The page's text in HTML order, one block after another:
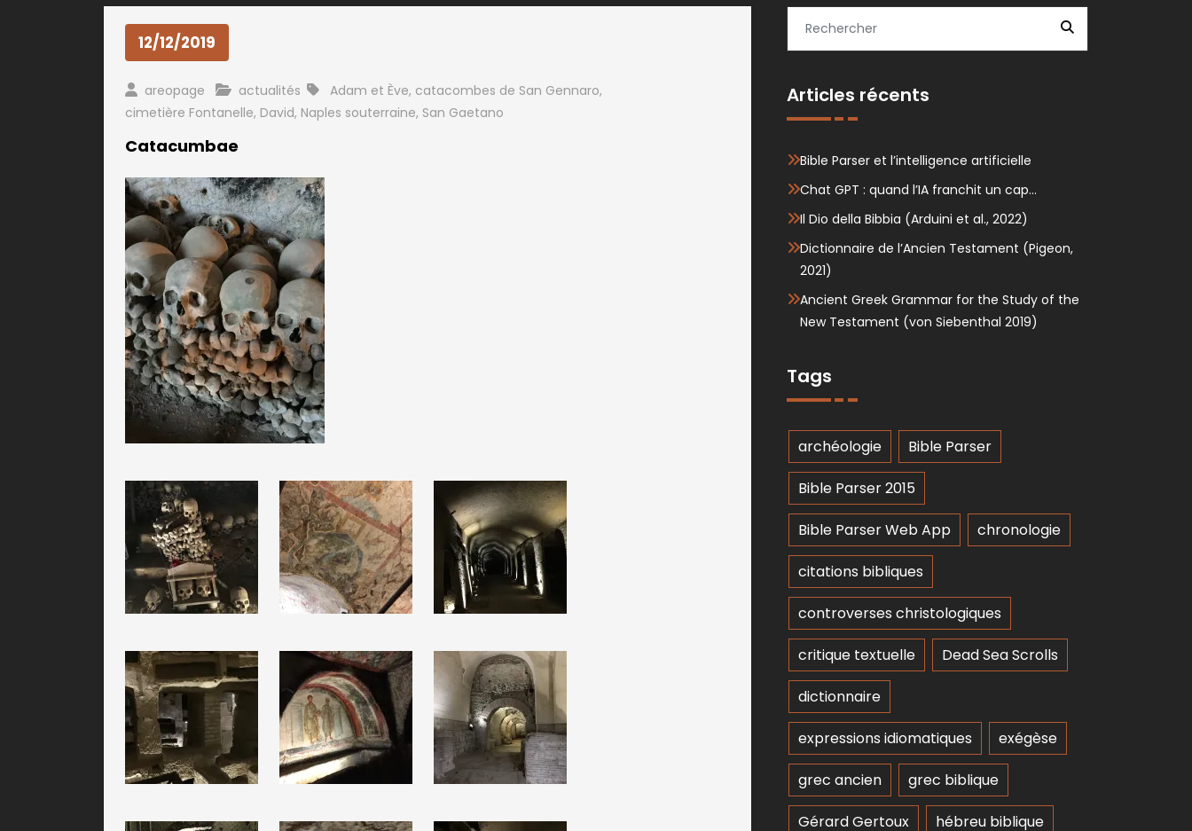
12/12/2019
areopage actualités Adam et Ève, catacombes de San Gennaro,
cimetière Fontanelle, David, Naples souterraine, San Gaetano
Catacumbae
Articles récents
Bible Parser et l’intelligence artificielle
Chat GPT : quand l’IA franchit un cap…
Il Dio della Bibbia (Arduini et al., 2022)
Dictionnaire de l’Ancien Testament (Pigeon,
2021)
Ancient Greek Grammar for the Study of the
New Testament (von Siebenthal 2019)
Tags
archéologie Bible Parser
Bible Parser 2015
Bible Parser Web App chronologie
citations bibliques
controverses christologiques
critique textuelle Dead Sea Scrolls
dictionnaire
expressions idiomatiques exégèse
grec ancien grec biblique
Gérard Gertoux hébreu biblique